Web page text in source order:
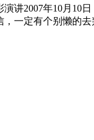
2007年10月10
一定有个别懒的